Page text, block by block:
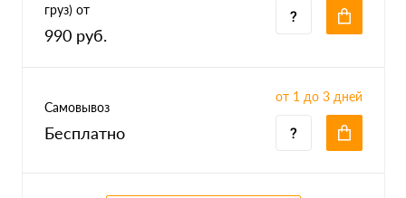
груз) от
990 руб.
Самовывоз
Бесплатно
от 1 до 3 дней